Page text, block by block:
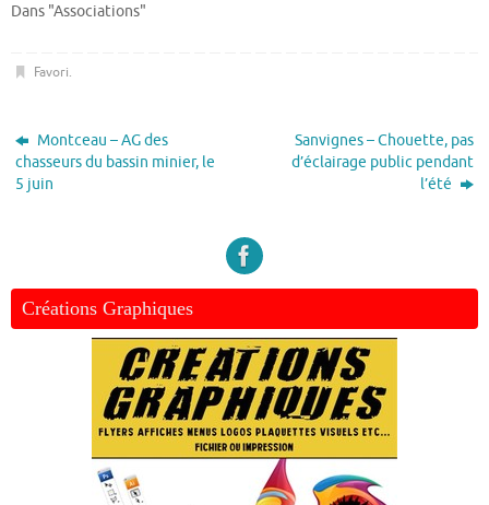
Dans "Associations"
Favori.
Montceau – AG des
chasseurs du bassin minier, le
5 juin
Sanvignes – Chouette, pas
d’éclairage public pendant
l’été
Créations Graphiques